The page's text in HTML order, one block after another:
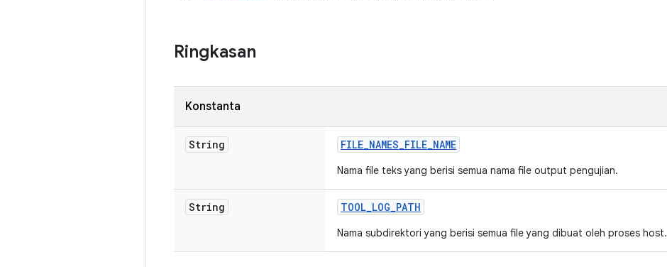
Ringkasan
Konstanta
String FILE_NAMES_FILE_NAME
Nama file teks yang berisi semua nama file output pengujian.
String TOOL_LOG_PATH
Nama subdirektori yang berisi semua file yang dibuat oleh proses host.